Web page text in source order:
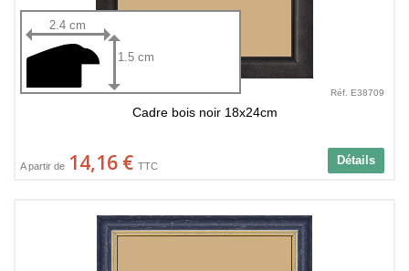
2.4 cm
1.5 cm
Réf. E38709
Cadre bois noir 18x24cm
Détails
A partir de 14,16 € TTC